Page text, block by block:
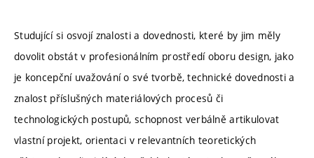
Studující si osvojí znalosti a dovednosti, které by jim měly
dovolit obstát v profesionálním prostředí oboru design, jako
je koncepční uvažování o své tvorbě, technické dovednosti a
znalost příslušných materiálových procesů či
technologických postupů, schopnost verbálně artikulovat
vlastní projekt, orientaci v relevantních teoretických